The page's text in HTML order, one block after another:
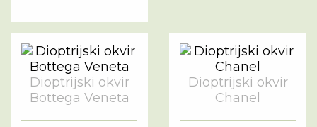
Dioptrijski okvir
Bottega Veneta
Dioptrijski okvir
Chanel